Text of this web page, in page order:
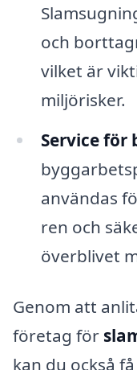
och
vilket är
miljörisker.
Service för
användas
ren och
överblivet
Genom att
företag för
kan du också